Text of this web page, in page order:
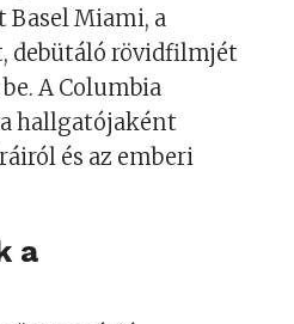
Miami, a
debütáló rövidfilmjét
A Columbia
hallgatójaként
és az emberi
a